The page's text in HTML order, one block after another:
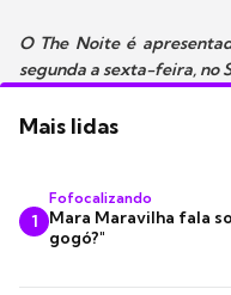
O The Noite é
segunda a sexta-feira, no
Mais lidas
1
Fofocalizando
Mara Maravilha fala
gogó?"